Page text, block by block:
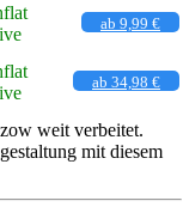
ab 9,99 €
ab 34,98 €
weit verbeitet.
mit diesem